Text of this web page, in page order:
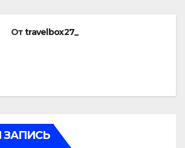
Отtravelbox27_